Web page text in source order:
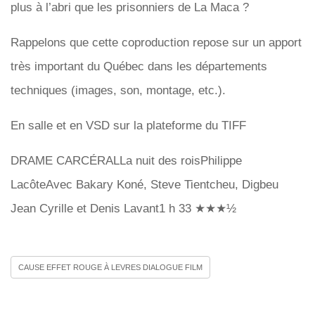
plus à l’abri que les prisonniers de La Maca ?
Rappelons que cette coproduction repose sur un apport
très important du Québec dans les départements
techniques (images, son, montage, etc.).
En salle et en VSD sur la plateforme du TIFF
DRAME CARCÉRALLa nuit des roisPhilippe
LacôteAvec Bakary Koné, Steve Tientcheu, Digbeu
Jean Cyrille et Denis Lavant1 h 33 ★★★½
CAUSE EFFET ROUGE À LEVRES DIALOGUE FILM